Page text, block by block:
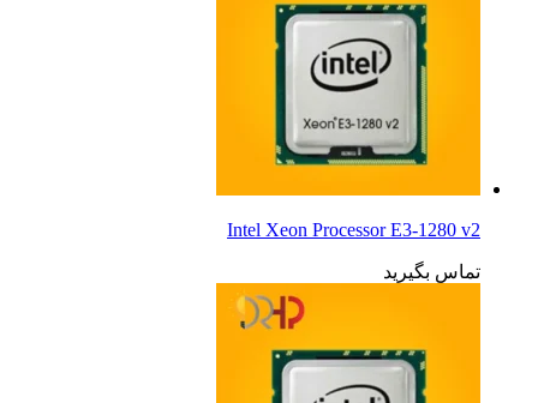
Intel Xeon Processor E3-1280 v2
تماس بگیرید